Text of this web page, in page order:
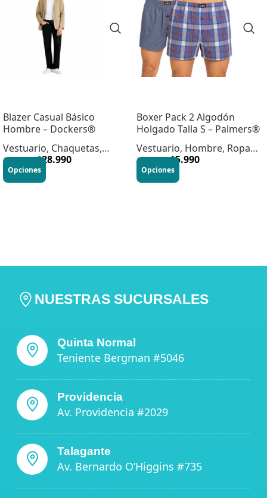
Blazer Casual Básico
Hombre – Dockers®
Vestuario, Chaquetas,
Hombre
$69.990 $28.990
Opciones
Boxer Pack 2 Algodón
Holgado Talla S – Palmers®
Vestuario, Hombre, Ropa
Interior
$12.990 $5.990
Opciones
NUESTRAS SUCURSALES
Quinta Normal
Teniente Bergman #5046
Providencia
Av. Providencia #2029
Talagante
Av. Bernardo O’Higgins #735